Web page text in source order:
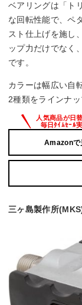
ベアリングは「ト
な回転性能で、ペ
スト仕上げを施し
ップ力だけでなく
です。
カラーは幅広い自
2種類をラインナッ
Amazonで
三ヶ島製作所